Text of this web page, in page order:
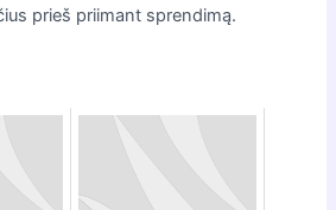
prieš priimant sprendimą.